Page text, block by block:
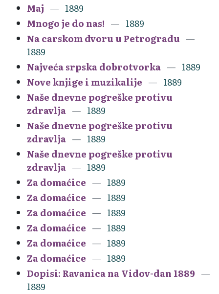
Maj
1889
Mnogo je do nas!
1889
Na carskom dvoru u Petrogradu
1889
Najveća srpska dobrotvorka
1889
Nove knjige i muzikalije
1889
Naše dnevne pogreške protivu
zdravlja
1889
Naše dnevne pogreške protivu
zdravlja
1889
Naše dnevne pogreške protivu
zdravlja
1889
Za domaćice
1889
Za domaćice
1889
Za domaćice
1889
Za domaćice
1889
Za domaćice
1889
Za domaćice
1889
Dopisi: Ravanica na Vidov-dan 1889
1889